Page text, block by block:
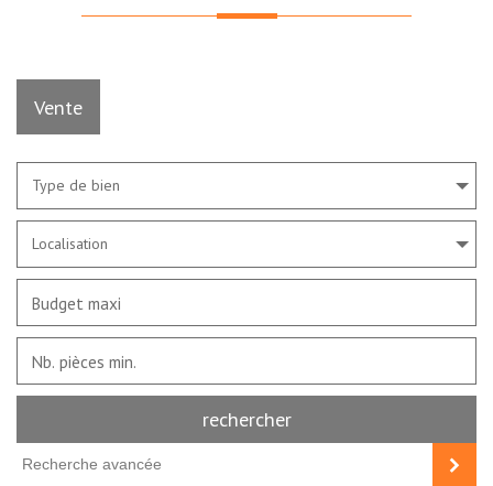
Vente
Type de bien
Localisation
rechercher
Recherche avancée